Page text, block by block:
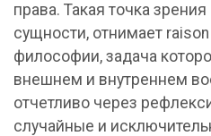
права. Такая точка зрения
сущности, отнимает
философии, задача
внешнем и внутреннем
отчетливо через
случайные и